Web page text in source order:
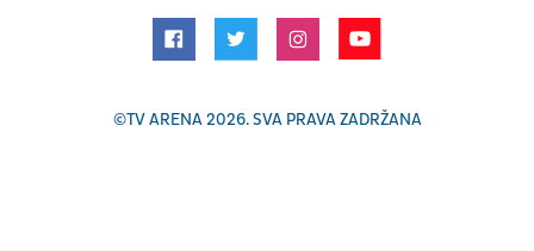
©TV ARENA2026. SVA PRAVA ZADRŽANA